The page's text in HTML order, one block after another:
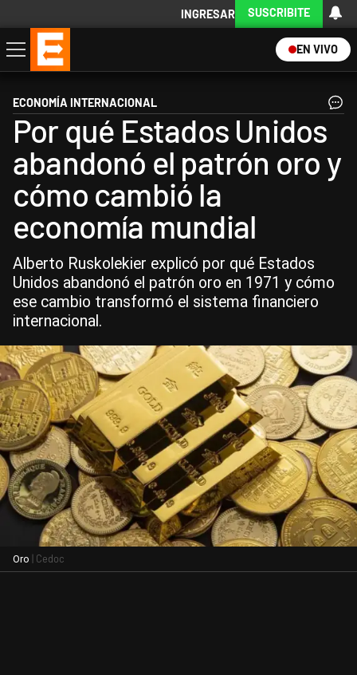
INGRESAR SUSCRIBITE
EN VIVO
Economía
Política
Internacional
Actualidad
Descargá la App
ECONOMÍA INTERNACIONAL
Por qué Estados Unidos
abandonó el patrón oro y
cómo cambió la
economía mundial
Alberto Ruskolekier explicó por qué Estados
Unidos abandonó el patrón oro en 1971 y cómo
ese cambio transformó el sistema financiero
internacional.
Oro | Cedoc